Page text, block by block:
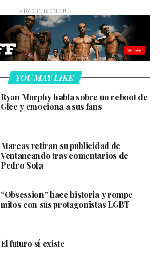
ADVERTISEMENT
YOU MAY LIKE
Ryan Murphy habla sobre un reboot de
Glee y emociona a sus fans
Marcas retiran su publicidad de
Ventaneando tras comentarios de
Pedro Sola
“Obsession” hace historia y rompe
mitos con sus protagonistas LGBT
El futuro sí existe